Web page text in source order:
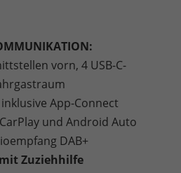
vorn, 4 USB-C-
App-Connect
und Android Auto
DAB+
Zuziehhilfe